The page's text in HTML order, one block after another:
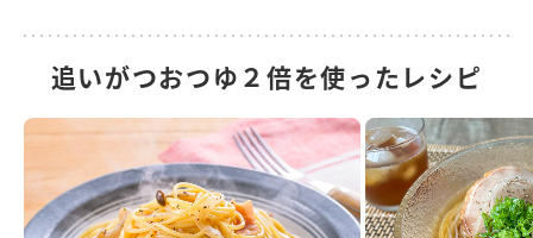
追いがつおつゆ２倍を使ったレシピ